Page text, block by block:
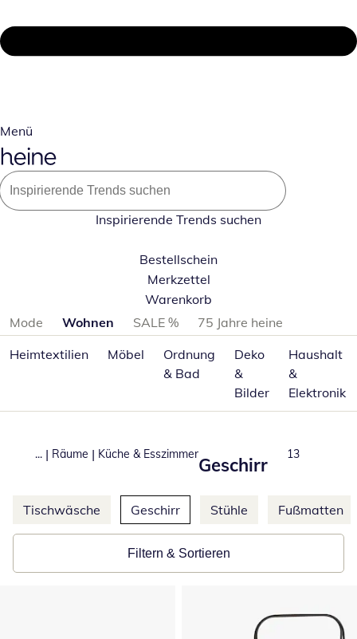
Menü
Inspirierende Trends suchen
Bestellschein
Merkzettel
Warenkorb
Produktkategorien überspringen
Mode Wohnen SALE %
75 Jahre heine
Heimtextilien
Möbel
Ordnung
& Bad
Deko
&
Bilder
Haushalt
&
Elektronik
... | Räume | Küche & Esszimmer
Geschirr
Produkte
13
Weitere Kategorien überspringen
Tischwäsche Geschirr Stühle Fußmatten
Filtern & Sortieren